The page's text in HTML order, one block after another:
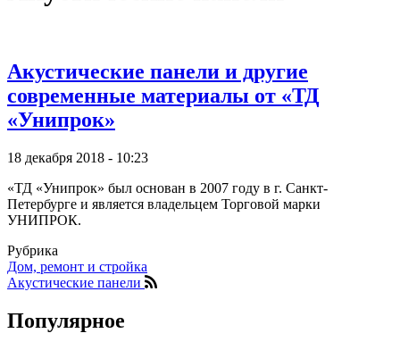
Акустические панели и другие
современные материалы от «ТД
«Унипрок»
18 декабря 2018 - 10:23
«ТД «Унипрок» был основан в 2007 году в г. Санкт-
Петербурге и является владельцем Торговой марки
УНИПРОК.
Рубрика
Дом, ремонт и стройка
Акустические панели
Популярное